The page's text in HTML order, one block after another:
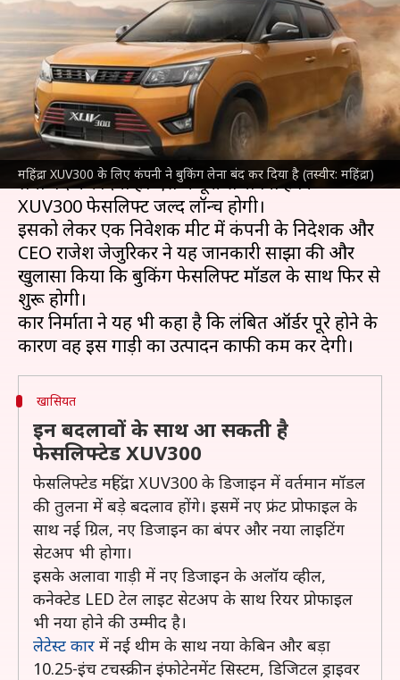
महिंद्रा XUV300 के लिए कंपनी ने बुकिंग लेना बंद कर दिया है (तस्वीर: महिंद्रा)
बुकिंग, फेसलिफ्ट मॉडल होने पर फिर
होगी शुरू
लेखन दिनेश चंद शर्मा Mar 01, 2024 12:19 pm
क्या है खबर?
महिंद्रा एंड महिंद्राने अपनीमहिंद्रा XUV300के लिए बुकिंग
लेना बंद कर दिया है। ऐसे में पूरी संभावना है कि
XUV300 फेसलिफ्ट जल्द लॉन्च होगी।
इसको लेकर एक निवेशक मीट में कंपनी के निदेशक और
CEO राजेश जेजुरिकर ने यह जानकारी साझा की और
खुलासा किया कि बुकिंग फेसलिफ्ट मॉडल के साथ फिर से
शुरू होगी।
कार निर्माता ने यह भी कहा है कि लंबित ऑर्डर पूरे होने के
खासियत
इन बदलावों के साथ आ सकती है
फेसलिफ्टेड XUV300
फेसलिफ्टेड महिंद्रा XUV300 के डिजाइन में वर्तमान मॉडल
की तुलना में बड़े बदलाव होंगे। इसमें नए फ्रंट प्रोफाइल के
साथ नई ग्रिल, नए डिजाइन का बंपर और नया लाइटिंग
सेटअप भी होगा।
इसके अलावा गाड़ी में नए डिजाइन के अलॉय व्हील,
कनेक्टेड LED टेल लाइट सेटअप के साथ रियर प्रोफाइल
भी नया होने की उम्मीद है।
लेटेस्ट कार में नई थीम के साथ नया केबिन और बड़ा
10.25-इंच टचस्क्रीन इंफोटेनमेंट सिस्टम, डिजिटल ड्राइवर